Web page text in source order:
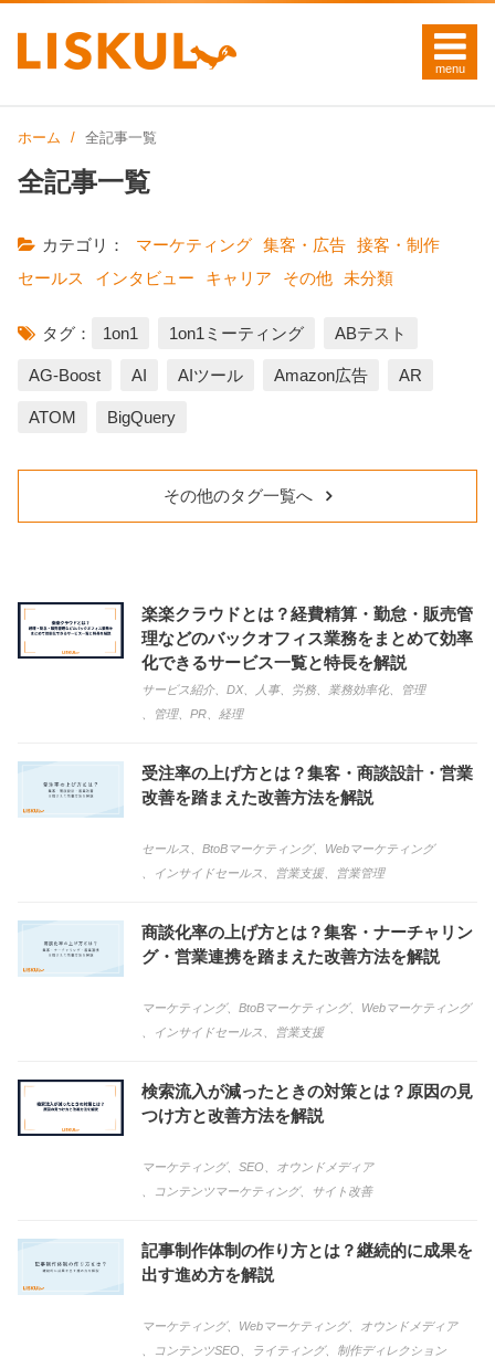
ホーム 全記事一覧
全記事一覧
カテゴリ： マーケティング 集客・広告 接客・制作
セールス
インタビュー キャリア その他 未分類
タグ： 1on1 1on1ミーティング ABテスト
AG-Boost AI AIツール Amazon広告 AR
ATOM BigQuery
その他のタグ一覧へ
楽楽クラウドとは？経費精算・勤怠・販売管
理などのバックオフィス業務をまとめて効率
化できるサービス一覧と特長を解説
サービス紹介、 DX、 人事、 労務、 業務効率化、
管理
管理、PR 経理
受注率の上げ方とは？集客・商談設計・営業
改善を踏まえた改善方法を解説
セールス BtoBマーケティング、 Webマーケティング
インサイドセールス 営業支援、 営業管理
商談化率の上げ方とは？集客・ナーチャリン
グ・営業連携を踏まえた改善方法を解説
マーケティング、 BtoBマーケティング、 Webマーケティング
インサイドセールス 営業支援
検索流入が減ったときの対策とは？原因の見
つけ方と改善方法を解説
マーケティング、 SEO
オウンドメディア
コンテンツマーケティング、 サイト改善
記事制作体制の作り方とは？継続的に成果を
出す進め方を解説
マーケティング、 Webマーケティング、
オウンドメディア
コンテンツSEO ライティング、 制作ディレクション